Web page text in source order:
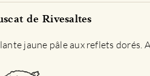
de Rivesaltes
jaune pâle aux reflets dorés.